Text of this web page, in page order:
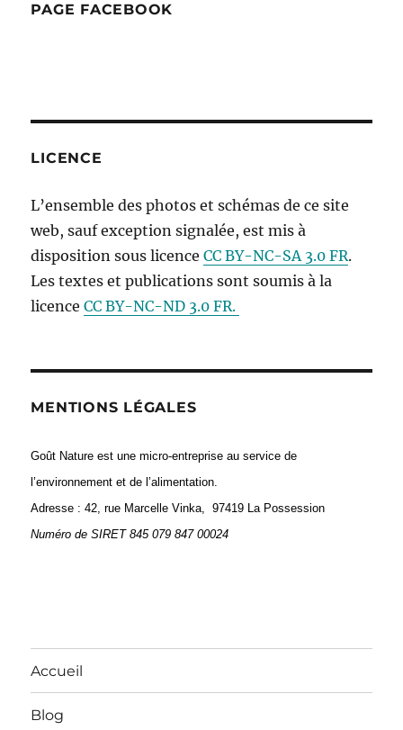
PAGE FACEBOOK
LICENCE
L’ensemble des photos et schémas de ce site
web, sauf exception signalée, est mis à
disposition sous licenceCC BY-NC-SA 3.0 FR.
Les textes et publications sont soumis à la
licenceCC BY-NC-ND 3.0 FR.
MENTIONS LÉGALES
Goût Nature est une micro-entreprise au service de
l’environnement et de l’alimentation.
Adresse : 42, rue Marcelle Vinka, 97419 La Possession
Numéro deSIRET 845 079 847 00024
Accueil
Blog